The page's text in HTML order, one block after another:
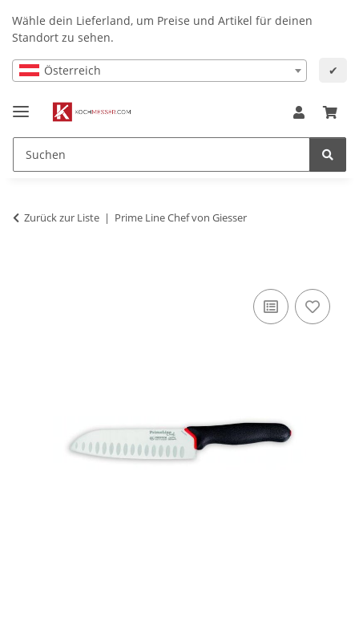
Wähle dein Lieferland, um Preise und Artikel für deinen
Standort zu sehen.
Österreich ✔
Zurück zur Liste Prime Line Chef von Giesser